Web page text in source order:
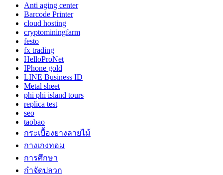
Anti aging center
Barcode Printer
cloud hosting
cryptominingfarm
festo
fx trading
HelloProNet
IPhone gold
LINE Business ID
Metal sheet
phi phi island tours
replica test
seo
taobao
กระเบื้องยางลายไม้
กางเกงทอม
การศึกษา
กำจัดปลวก